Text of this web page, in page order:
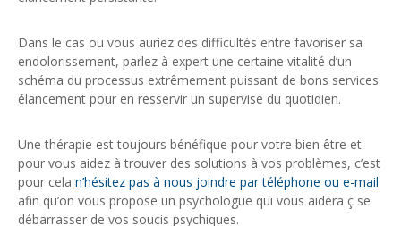
Dans le cas ou vous auriez des difficultés entre favoriser sa
endolorissement, parlez à expert une certaine vitalité d’un
schéma du processus extrêmement puissant de bons services
élancement pour en resservir un supervise du quotidien.
Une thérapie est toujours bénéfique pour votre bien être et
pour vous aidez à trouver des solutions à vos problèmes, c’est
pour cela n’hésitez pas à nous joindre par téléphone ou e-mail
afin qu’on vous propose un psychologue qui vous aidera ç se
débarrasser de vos soucis psychiques.